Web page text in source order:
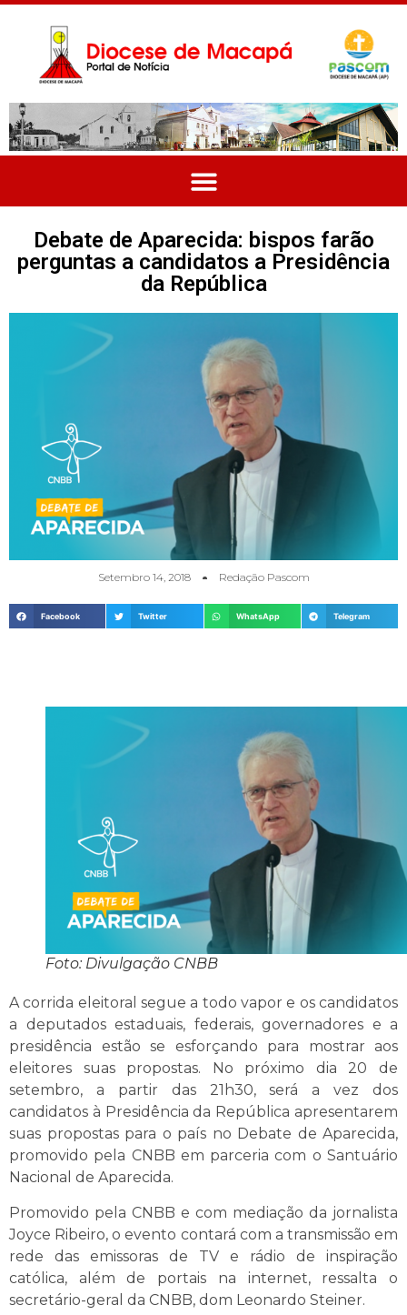
Debate de Aparecida: bispos farão
perguntas a candidatos a Presidência
da República
Setembro 14, 2018 Redação Pascom
Facebook Twitter WhatsApp Telegram
Foto: Divulgação CNBB
A corrida eleitoral segue a todo vapor e os candidatos
a deputados estaduais, federais, governadores e a
presidência estão se esforçando para mostrar aos
eleitores suas propostas. No próximo dia 20 de
setembro, a partir das 21h30, será a vez dos
candidatos à Presidência da República apresentarem
suas propostas para o país no Debate de Aparecida,
promovido pela CNBB em parceria com o Santuário
Nacional de Aparecida.
Promovido pela CNBB e com mediação da jornalista
Joyce Ribeiro, o evento contará com a transmissão em
rede das emissoras de TV e rádio de inspiração
católica, além de portais na internet, ressalta o
secretário-geral da CNBB, dom Leonardo Steiner.